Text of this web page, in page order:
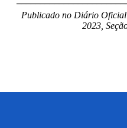
Publicado no Diário Oficial
2023,